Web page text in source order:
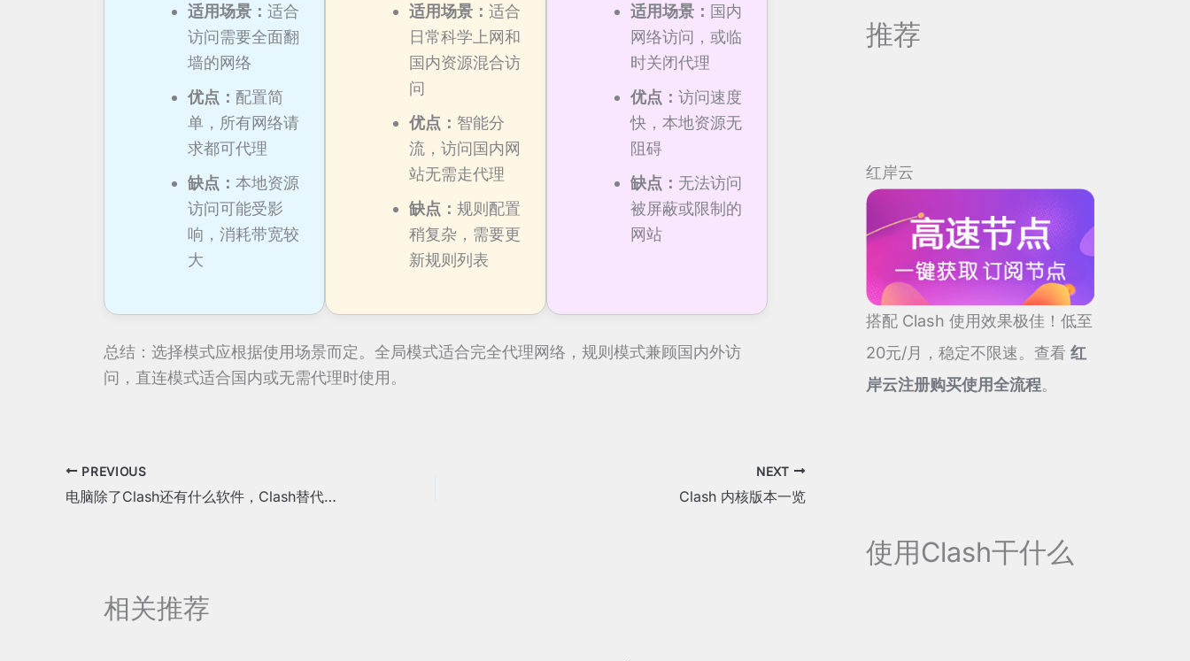
适用场景： 适合
访问需要全面翻
墙的网络
优点： 配置简
单，所有网络请
求都可代理
缺点： 本地资源
访问可能受影
响，消耗带宽较
大
适用场景： 适合
日常科学上网和
国内资源混合访
问
优点： 智能分
流，访问国内网
站无需走代理
缺点： 规则配置
稍复杂，需要更
新规则列表
适用场景： 国内
网络访问，或临
时关闭代理
优点： 访问速度
快，本地资源无
阻碍
缺点： 无法访问
被屏蔽或限制的
网站
总结：选择模式应根据使用场景而定。全局模式适合完全代理网络，规则模式兼顾国内外访
问，直连模式适合国内或无需代理时使用。
PREVIOUS
电脑除了Clash还有什么软件，Clash替代品一览表
NEXT
Clash 内核版本一览
相关推荐
推荐
红岸云
搭配 Clash 使用效果极佳！低至
20元/月，稳定不限速。查看 红
岸云注册购买使用全流程。
使用Clash干什么